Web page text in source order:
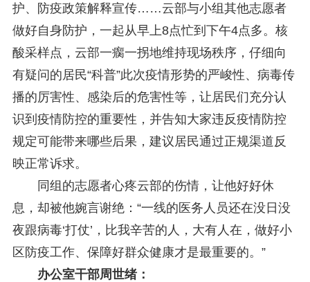
护、防疫政策解释宣传……云部与小组其他志愿者
做好自身防护，一起从早上8点忙到下午4点多。核
酸采样点，云部一瘸一拐地维持现场秩序，仔细向
有疑问的居民“科普”此次疫情形势的严峻性、病毒传
播的厉害性、感染后的危害性等，让居民们充分认
识到疫情防控的重要性，并告知大家违反疫情防控
规定可能带来哪些后果，建议居民通过正规渠道反
映正常诉求。
同组的志愿者心疼云部的伤情，让他好好休
息，却被他婉言谢绝：“一线的医务人员还在没日没
夜跟病毒‘打仗’，比我辛苦的人，大有人在，做好小
区防疫工作、保障好群众健康才是最重要的。”
办公室干部周世绪：